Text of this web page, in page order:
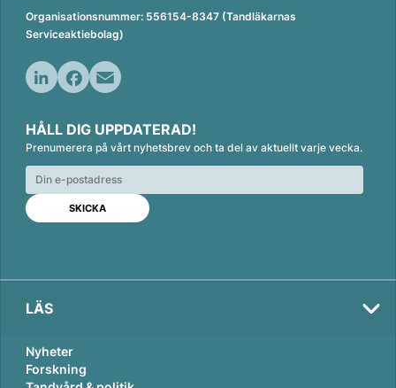
Organisationsnummer: 556154-8347 (Tandläkarnas
Serviceaktiebolag)
n
k
e
d
n
c
e
b
o
o
k
a
i
l
HÅLL DIG UPPDATERAD!
Prenumerera på vårt nyhetsbrev och ta del av aktuellt varje vecka.
LÄS
Nyheter
Forskning